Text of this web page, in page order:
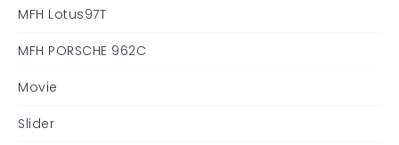
MFH Lotus97T
MFH PORSCHE 962C
Movie
Slider